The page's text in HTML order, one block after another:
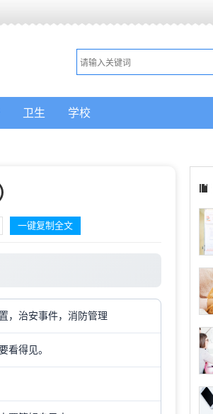
卫生 学校
一键复制全文
，治安事件，消防管理
看得见。